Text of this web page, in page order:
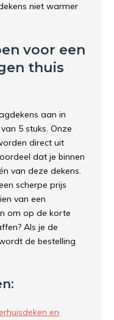
niet warmer
voor een
thuis
aan in
5 stuks. Onze
direct uit
dat je binnen
van deze dekens.
scherpe prijs
van een
om op de korte
Als je de
de bestelling
en